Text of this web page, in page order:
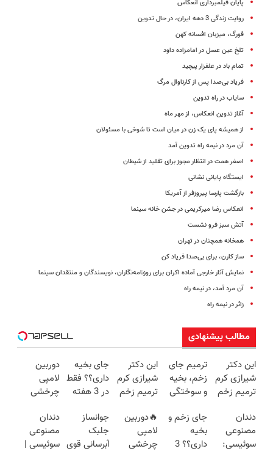
پایان فیلمبرداری انعکاس
روایت زندگی 3 دهه ایران، در حال تدوین
فورگ، میزبان افسانه کهن
تلخ عین عسل در امامزاده داود
تمام باد در علفزار پیچید
فریاد بی‌صدا پس از کارناوال مرگ
سایاب در راه تدوین
آغاز تدوین انعکاس، از مهر ماه
از همیشه پای یک زن در میان است تا شوخی با مسئولان
آن مرد در نیمه راه تدوین آمد
اصغر همت در انتظار مجوز برای تقلید از شیطان
ایستگاه پایانی نشانی
بازگشت پارسا پیروزفر از آمریکا
انعکاس رضا میر‌کریمی در جشن خانه سینما
آتش سبز فرو نشست
همخانه همچنان در تهران
ساز‌ کارن، برای بی‌صدا فریاد کن
نمایش آثار خارجی آماده اکران برای روزنامه‌نگاران‌، نویسندگان و منتقدان سینما
آن مرد آمد، در نیمه راه
زائر در نیمه راه
مطالب پیشنهادی
این دکتر
شیرازی کرم
ترمیم زخم
ساخت!!!
ترمیم جای
زخم، بخیه
و سوختگی
هفته!!😍
این دکتر
شیرازی کرم
ترمیم زخم
ساخت!!!
جای بخیه
داری؟؟ فقط
در 3 هفته
کن!😍
دوربین
لامپی
چرخشی
فقط امروز
حراج شد🔥
پرداخت
دندان
مصنوعی
سوئیسی:
جای زخم و
بخیه
داری؟؟ 3
🔥دوربین
لامپی
چرخشی
جوانساز
جلبک
آبرسانی قوی
دندان
مصنوعی
سوئیسی |